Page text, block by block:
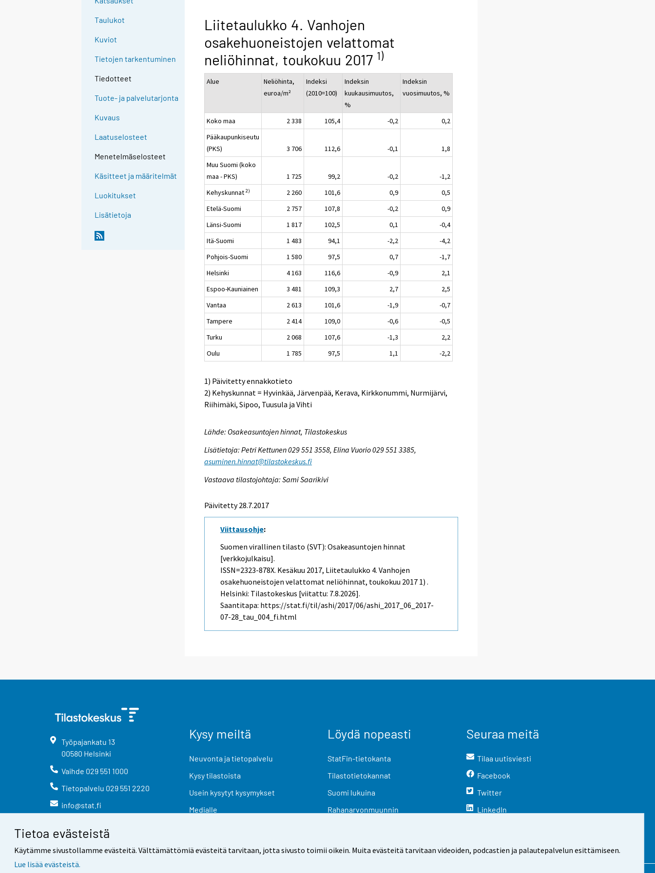
Tietoa evästeistä
Käytämme sivustollamme evästeitä. Välttämättömiä evästeitä tarvitaan, jotta sivusto toimii oikein. Muita evästeitä tarvitaan videoiden, podcastien ja palautepalvelun esittämiseen.
Lue lisää evästeistä.
Taulukot
Kuviot
Tietojen tarkentuminen
Tiedotteet
Tuote- ja palvelutarjonta
Kuvaus
Laatuselosteet
Menetelmäselosteet
Käsitteet ja määritelmät
Luokitukset
Lisätietoja
Liitetaulukko 4. Vanhojen
osakehuoneistojen velattomat
neliöhinnat, toukokuu 2017 1)
Alue
Neliöhinta,
euroa/m²
Indeksi
(2010=100)
Indeksin
kuukausimuutos,
%
Indeksin
vuosimuutos, %
Koko maa 2 338 105,4 -0,2
0,2
Pääkaupunkiseutu
(PKS)
3 706 112,6 -0,1
1,8
Muu Suomi (koko
maa - PKS)
1 725 99,2 -0,2
-1,2
Kehyskunnat2) 2 260 101,6 0,9
0,5
Etelä-Suomi
2 757 107,8 -0,2
0,9
Länsi-Suomi
1 817 102,5 0,1
-0,4
Itä-Suomi
1 483 94,1 -2,2
-4,2
Pohjois-Suomi
1 580 97,5 0,7
-1,7
Helsinki
4 163 116,6 -0,9
2,1
Espoo-Kauniainen
3 481 109,3 2,7
2,5
Vantaa
2 613 101,6 -1,9
-0,7
Tampere
2 414 109,0 -0,6
-0,5
Turku
2 068 107,6 -1,3
2,2
Oulu
1 785 97,5 1,1 -2,2
1) Päivitetty ennakkotieto
2) Kehyskunnat = Hyvinkää, Järvenpää, Kerava, Kirkkonummi, Nurmijärvi,
Riihimäki, Sipoo, Tuusula ja Vihti
Lähde: Osakeasuntojen hinnat, Tilastokeskus
Lisätietoja: Petri Kettunen 029 551 3558, Elina Vuorio 029 551 3385,
asuminen.hinnat@tilastokeskus.fi
Vastaava tilastojohtaja: Sami Saarikivi
Päivitetty 28.7.2017
Viittausohje:
Suomen virallinen tilasto (SVT): Osakeasuntojen hinnat
[verkkojulkaisu].
ISSN=2323-878X. Kesäkuu 2017, Liitetaulukko 4. Vanhojen
osakehuoneistojen velattomat neliöhinnat, toukokuu 2017 1) .
Helsinki: Tilastokeskus [viitattu: 7.8.2026].
Saantitapa: https://stat.fi/til/ashi/2017/06/ashi_2017_06_2017-
07-28_tau_004_fi.html
Työpajankatu 13
00580 Helsinki
Vaihde 029 551 1000
Tietopalvelu 029 551 2220
info@stat.fi
Kysy meiltä
Neuvonta ja tietopalvelu
Kysy tilastoista
Usein kysytyt kysymykset
Medialle
Löydä nopeasti
StatFin-tietokanta
Tilastotietokannat
Suomi lukuina
Rahanarvonmuunnin
Seuraa meitä
Tilaa uutisviesti
Facebook
Twitter
LinkedIn